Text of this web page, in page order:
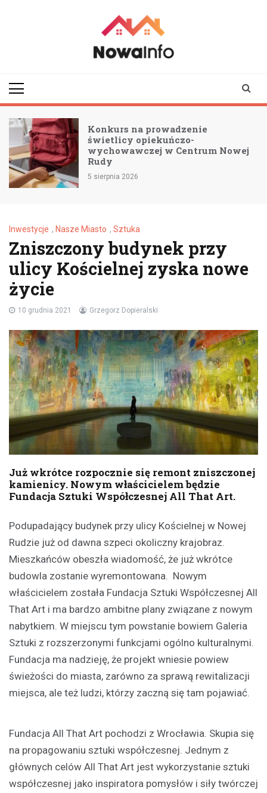
Konkurs na prowadzenie
świetlicy opiekuńczo-
wychowawczej w Centrum Nowej
Rudy
5 sierpnia 2026
Inwestycje , Nasze Miasto , Sztuka
Zniszczony budynek przy
ulicy Kościelnej zyska nowe
życie
10 grudnia 2021 Grzegorz Dopieralski
Już wkrótce rozpocznie się remont zniszczonej
kamienicy. Nowym właścicielem będzie
Fundacja Sztuki Współczesnej All That Art.
Podupadający budynek przy ulicy Kościelnej w Nowej
Rudzie już od dawna szpeci okoliczny krajobraz.
Mieszkańców obeszła wiadomość, że już wkrótce
budowla zostanie wyremontowana. Nowym
właścicielem została Fundacja Sztuki Współczesnej All
That Art i ma bardzo ambitne plany związane z nowym
nabytkiem. W miejscu tym powstanie bowiem Galeria
Sztuki z rozszerzonymi funkcjami ogólno kulturalnymi.
Fundacja ma nadzieję, że projekt wniesie powiew
świeżości do miasta, zarówno za sprawą rewitalizacji
miejsca, ale też ludzi, którzy zaczną się tam pojawiać.
Fundacja All That Art pochodzi z Wrocławia. Skupia się
na propagowaniu sztuki współczesnej. Jednym z
głównych celów All That Art jest wykorzystanie sztuki
współczesnej jako inspiratora pomysłów i siły twórczej